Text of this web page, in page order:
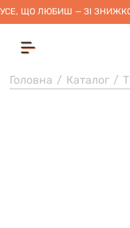
УСЕ, ЩО ЛЮБИШ — ЗІ
Головна Каталог